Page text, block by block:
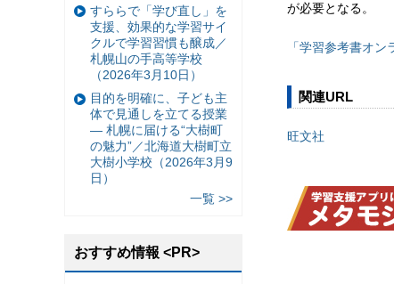
が必要となる。
「学習参考書オ
関連URL
旺文社
すららで「学び直し」を
支援、効果的な学習サイ
クルで学習習慣も醸成／
札幌山の手高等学校
（2026年3月10日）
目的を明確に、子ども主
体で見通しを立てる授業
— 札幌に届ける“大樹町
の魅力”／北海道大樹町立
大樹小学校（2026年3月9
日）
一覧 >>
おすすめ情報 <PR>